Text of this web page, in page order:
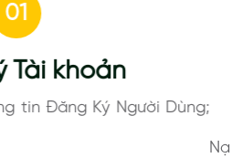
02
Ví Điện tử ZALO
Pay
qua ví điện tử có sẵn trên